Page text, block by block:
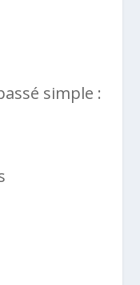
simple :